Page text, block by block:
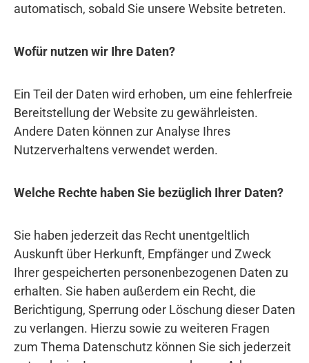
automatisch, sobald Sie unsere Website betreten.
Wofür nutzen wir Ihre Daten?
Ein Teil der Daten wird erhoben, um eine fehlerfreie
Bereitstellung der Website zu gewährleisten.
Andere Daten können zur Analyse Ihres
Nutzerverhaltens verwendet werden.
Welche Rechte haben Sie bezüglich Ihrer Daten?
Sie haben jederzeit das Recht unentgeltlich
Auskunft über Herkunft, Empfänger und Zweck
Ihrer gespeicherten personenbezogenen Daten zu
erhalten. Sie haben außerdem ein Recht, die
Berichtigung, Sperrung oder Löschung dieser Daten
zu verlangen. Hierzu sowie zu weiteren Fragen
zum Thema Datenschutz können Sie sich jederzeit